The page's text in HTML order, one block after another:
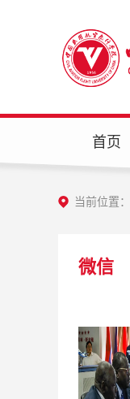
首页
当前位置：
微信